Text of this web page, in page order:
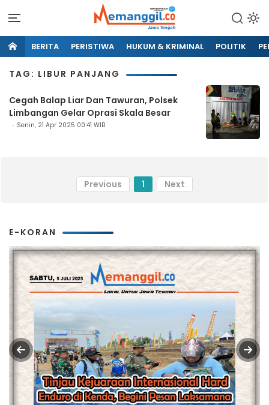
BERITA PERISTIWA HUKUM & KRIMINAL POLITIK
TAG: LIBUR PANJANG
Cegah Balap Liar Dan Tawuran, Polsek
Limbangan Gelar Oprasi Skala Besar
Senin, 21 Apr 2025 00:41 WIB
Previous 1 Next
E-KORAN